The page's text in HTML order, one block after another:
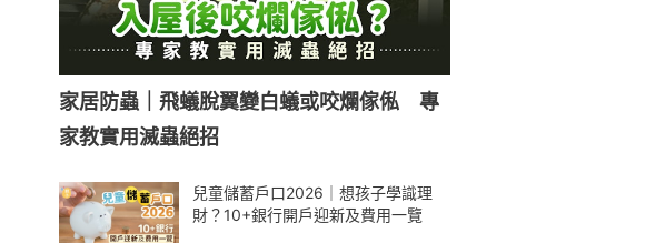
家居防蟲｜飛蟻脫翼變白蟻或咬爛傢俬 專
家教實用滅蟲絕招
兒童儲蓄戶口2026｜想孩子學識理
財？10+銀行開戶迎新及費用一覽